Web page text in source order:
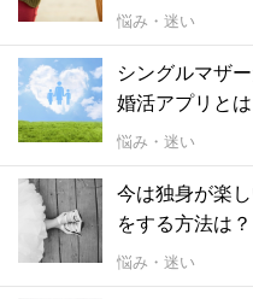
悩み・迷い
シングルマザ
婚活アプリとは
悩み・迷い
今は独身が楽
をする方法は？
悩み・迷い